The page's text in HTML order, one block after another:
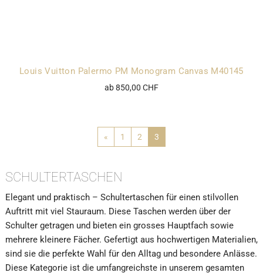
Louis Vuitton Palermo PM Monogram Canvas M40145
ab 850,00 CHF
« 1 2 3
SCHULTERTASCHEN
Elegant und praktisch – Schultertaschen für einen stilvollen
Auftritt mit viel Stauraum. Diese Taschen werden über der
Schulter getragen und bieten ein grosses Hauptfach sowie
mehrere kleinere Fächer. Gefertigt aus hochwertigen Materialien,
sind sie die perfekte Wahl für den Alltag und besondere Anlässe.
Diese Kategorie ist die umfangreichste in unserem gesamten